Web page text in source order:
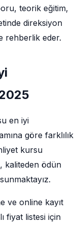
teorik eğitim,
direksiyon
rehberlik eder.
en iyi
göre farklılık
kursu
kaliteden ödün
ve online kayıt
fiyat listesi için